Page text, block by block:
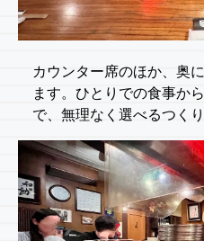
カウンター席のほか、奥
ます。ひとりでの食事か
で、無理なく選べるつくり